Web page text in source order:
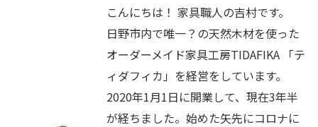
こんにちは！ 家具職人の吉村です。
日野市内で唯一？の天然木材を使った
オーダーメイド家具工房TIDAFIKA 「テ
ィダフィカ」を経営をしています。
2020年1月1日に開業して、現在3年半
が経ちました。始めた矢先にコロナに